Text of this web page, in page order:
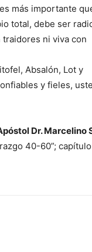
más importante
total, debe ser
ni viva con
Absalón, Lot y
y fieles,
Dr. Marcelino
40-60”;